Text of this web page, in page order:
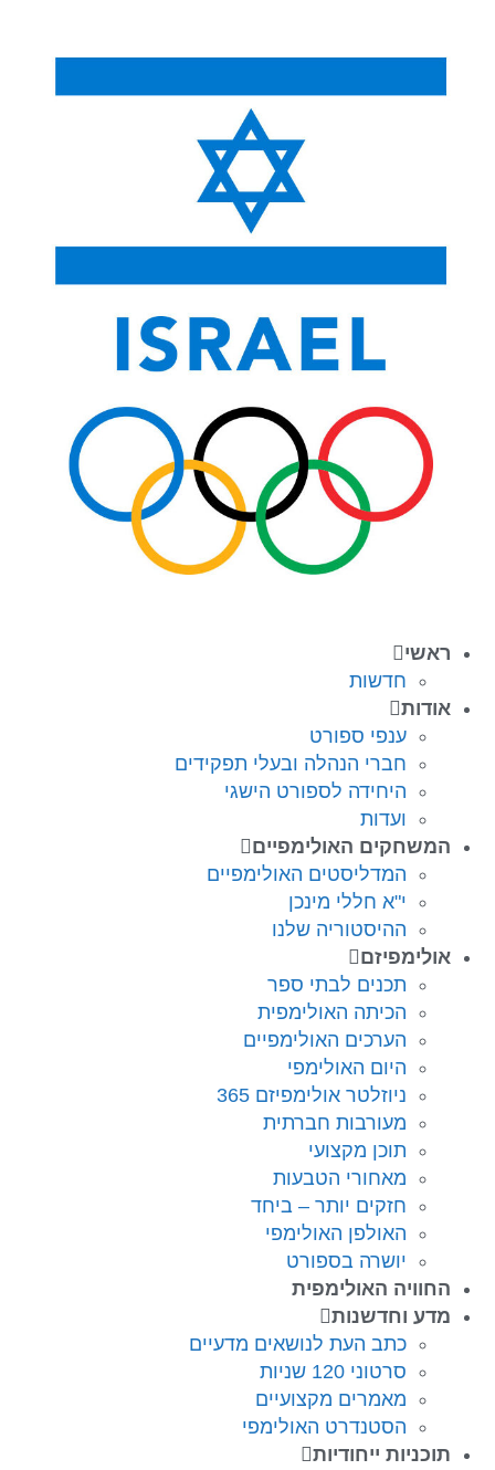
ראשי
חדשות
אודות
ענפי ספורט
חברי הנהלה ובעלי תפקידים
היחידה לספורט הישגי
ועדות
המשחקים האולימפיים
המדליסטים האולימפיים
י"א חללי מינכן
ההיסטוריה שלנו
אולימפיזם
תכנים לבתי ספר
הכיתה האולימפית
הערכים האולימפיים
היום האולימפי
ניוזלטר אולימפיזם 365
מעורבות חברתית
תוכן מקצועי
מאחורי הטבעות
חזקים יותר – ביחד
האולפן האולימפי
יושרה בספורט
החוויה האולימפית
מדע וחדשנות
כתב העת לנושאים מדעיים
סרטוני 120 שניות
מאמרים מקצועיים
הסטנדרט האולימפי
תוכניות ייחודיות